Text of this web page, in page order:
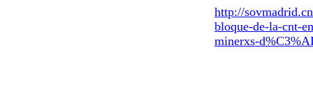
http://sovmadrid.
bloque-de-la-cnt-en
minerxs-d%C3%